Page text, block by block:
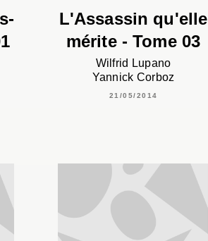
L'Assassin qu'elle
mérite - Tome 03
Wilfrid Lupano
Yannick Corboz
21/05/2014